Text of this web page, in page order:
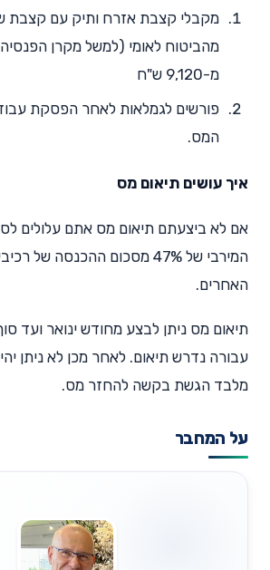
מקבלי קצבת אזרח ותיק עם קצבת
מהביטוח לאומי (למשל מקרן
מ-9,120 ש"ח
פורשים לגמלאות לאחר הפסקת
המס.
איך עושים תיאום מס
אם לא ביצעתם תיאום מס אתם עלולים
המירבי של 47% מסכום ההכנסה של
האחרים.
תיאום מס ניתן לבצע מחודש ינואר ועד
עבורה נדרש תיאום. לאחר מכן לא ניתן
מלבד הגשת בקשה להחזר מס.
על המחבר